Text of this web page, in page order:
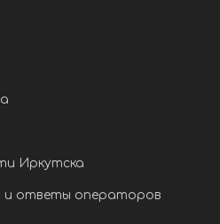
Иркутска
и ответы операторов